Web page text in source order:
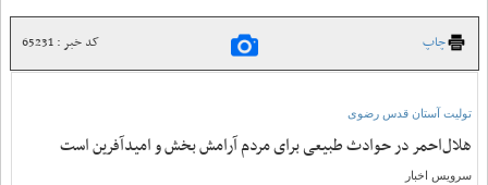
چاپ کد خبر : 65231
تولیت آستان قدس رضوی
هلال‌احمر در حوادث طبیعی برای مردم آرامش بخش و امیدآفرین است
سرویس اخبار